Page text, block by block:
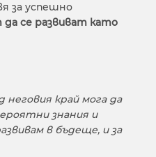
за успешно
се развиват като
неговия край мога да
знания и
в бъдеще, и за